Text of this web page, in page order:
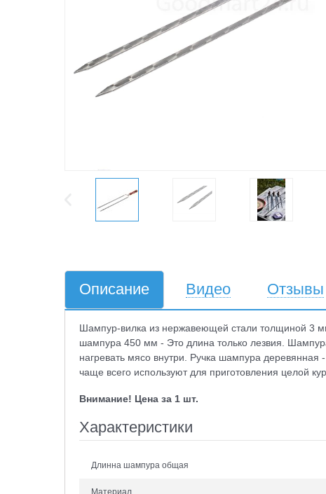
Описание Видео Отзывы
Шампур-вилка из нержавеющей стали толщиной 3
шампура 450 мм - Это длина только лезвия.
нагревать мясо внутри. Ручка шампура
чаще всего используют для приготовления целой
Внимание! Цена за 1 шт.
Характеристики
Длинна шампура общая